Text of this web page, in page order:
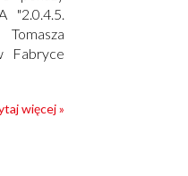
"2.0.4.5.
Fabryce
więcej »